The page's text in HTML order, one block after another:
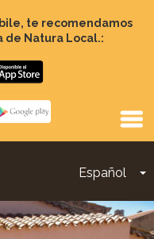
te recomendamos
de Natura Local.:
Español
Main
navigation